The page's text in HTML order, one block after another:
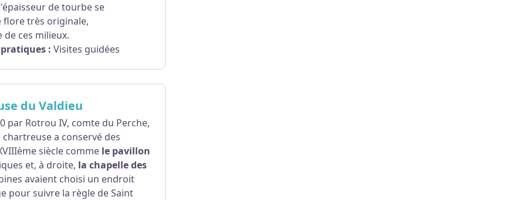
1632 avec le roi d'Angleterre,
Giffard organisera les
de Beauport en 1634 il
sur son domaine.
de tourbe se
flore très originale,
ces milieux.
: Visites guidées
Tél. 02 31 53 01 05
du Valdieu
par Rotrou IV, comte du Perche,
a conservé des
siècle comme le pavillon
et, à droite, la chapelle des
avaient choisi un endroit
pour suivre la règle de Saint